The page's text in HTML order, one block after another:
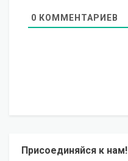
0 КОММЕНТАРИЕВ
Присоединяйся к нам!